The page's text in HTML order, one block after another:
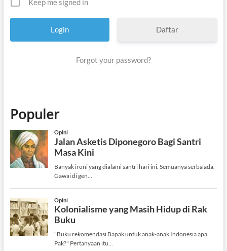
Keep me signed in
Daftar
Forgot your password?
Populer